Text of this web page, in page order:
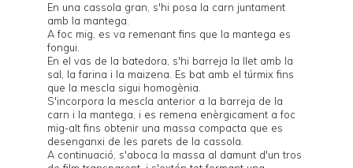
En una cassola gran, s'hi posa la carn juntament
amb la mantega.
A foc mig, es va remenant fins que la mantega es
fongui.
En el vas de la batedora, s'hi barreja la llet amb la
sal, la farina i la maizena. Es bat amb el túrmix fins
que la mescla sigui homogènia.
S'incorpora la mescla anterior a la barreja de la
carn i la mantega, i es remena enèrgicament a foc
mig-alt fins obtenir una massa compacta que es
desenganxi de les parets de la cassola.
A continuació, s'aboca la massa al damunt d'un tros